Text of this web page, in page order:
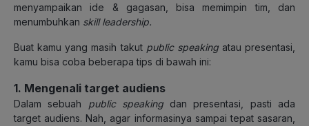
menyampaikan ide & gagasan, bisa memimpin tim, dan
menumbuhkan skill leadership.
Buat kamu yang masih takut public speakingatau presentasi,
kamu bisa coba beberapa tips di bawah ini:
1. Mengenali target audiens
Dalam sebuah public speakingdan presentasi, pasti ada
target audiens. Nah, agar informasinya sampai tepat sasaran,